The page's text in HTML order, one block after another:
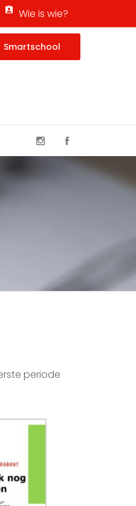
Wie is wie?
Smartschool
periode